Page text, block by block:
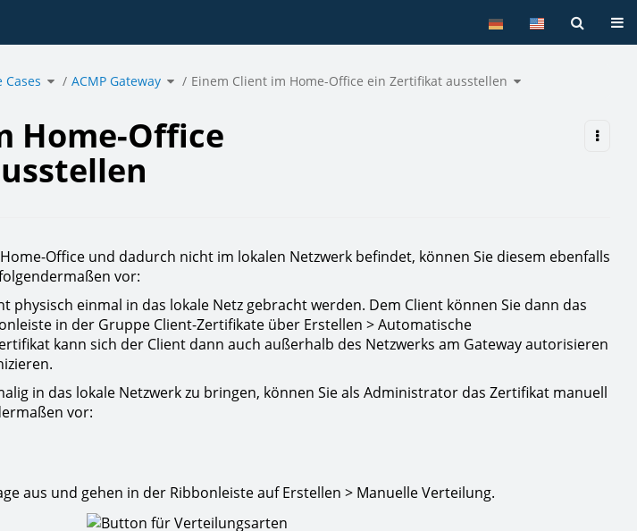
Cases Toggle
the
hierarchy
tree
ACMP Gateway Toggle
the
hierarchy
tree
Einem Client im Home-Office ein Zertifikat ausstellen Toggle
the
hierarchy
tree
Home-Office
Office und dadurch nicht im lokalen Netzwerk befindet, können Sie diesem ebenfalls
vor:
physisch einmal in das lokale Netz gebracht werden. Dem Client können Sie dann das
in der Gruppe Client-Zertifikate über Erstellen > Automatische
kann sich der Client dann auch außerhalb des Netzwerks am Gateway autorisieren
in das lokale Netzwerk zu bringen, können Sie als Administrator das Zertifikat manuell
vor:
aus und gehen in der Ribbonleiste auf Erstellen > Manuelle Verteilung.